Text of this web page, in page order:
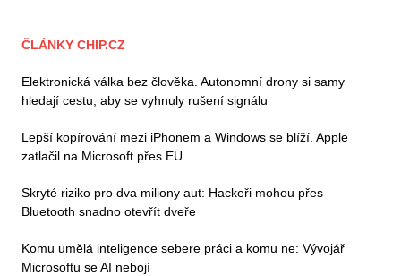
ČLÁNKY CHIP.CZ
Elektronická válka bez člověka. Autonomní drony si samy
hledají cestu, aby se vyhnuly rušení signálu
Lepší kopírování mezi iPhonem a Windows se blíží. Apple
zatlačil na Microsoft přes EU
Skryté riziko pro dva miliony aut: Hackeři mohou přes
Bluetooth snadno otevřít dveře
Komu umělá inteligence sebere práci a komu ne: Vývojář
Microsoftu se AI nebojí